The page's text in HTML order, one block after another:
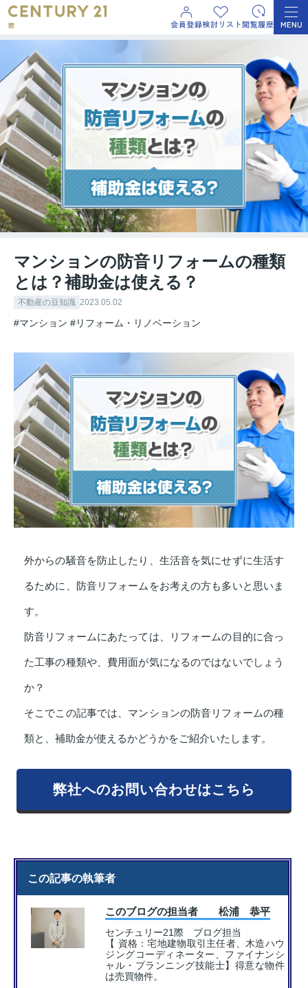
マンションの防音リフォームの種類
とは？補助金は使える？
不動産の豆知識 2023.05.02
#マンション #リフォーム・リノベーション
外からの騒音を防止したり、生活音を気にせずに生活す
るために、防音リフォームをお考えの方も多いと思いま
す。
防音リフォームにあたっては、リフォームの目的に合っ
た工事の種類や、費用面が気になるのではないでしょう
か？
そこでこの記事では、マンションの防音リフォームの種
類と、補助金が使えるかどうかをご紹介いたします。
弊社へのお問い合わせはこちら
この記事の執筆者
このブログの担当者 松浦 恭平
センチュリー21際 ブログ担当
【 資格：宅地建物取引主任者、木造ハウ
ジングコーディネーター、ファイナンシ
ャル・プランニング技能士】得意な物件
は売買物件。